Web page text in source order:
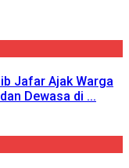
Jafar Ajak Warga
Dewasa di ...